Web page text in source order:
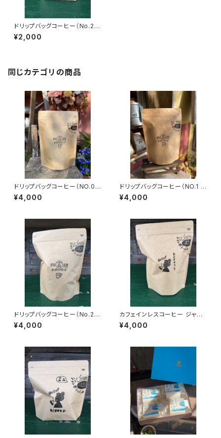
ドリップバッグコーヒー（No.2
中深煎） ジャンボリーパック ミ
ニ (11個入)
¥2,000
同じカテゴリの商品
ドリップバッグコーヒー（NO.0
極深煎） ジャンボリーパック(23
個入)
¥4,000
ドリップバッグコーヒー（NO.1 深
煎） ジャンボリーパック(23個
入)
¥4,000
ドリップバッグコーヒー（No.2
中深煎） ジャンボリーパック(23
個入)
¥4,000
カフェインレスコーヒー ジャン
ボリーパック(23個入)
¥4,000